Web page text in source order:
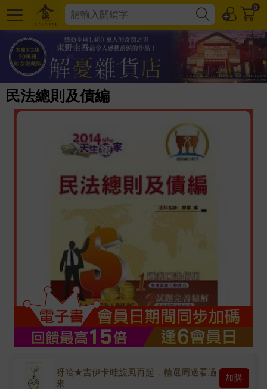
0
民法總則及債編
呀哈★吉伊卡哇旋風再起，精選周邊看過
來
加購